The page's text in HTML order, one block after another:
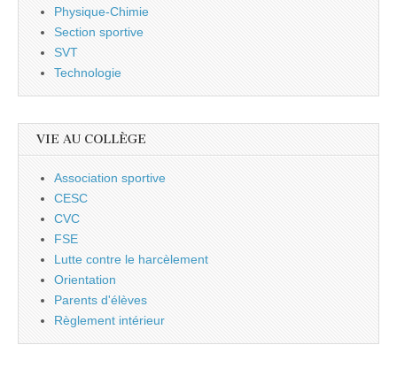
Physique-Chimie
Section sportive
SVT
Technologie
VIE AU COLLÈGE
Association sportive
CESC
CVC
FSE
Lutte contre le harcèlement
Orientation
Parents d'élèves
Règlement intérieur